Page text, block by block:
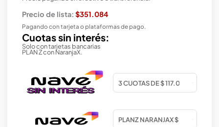
Precio de lista: $351.084
Pagando con tarjeta o plataformas de pago.
Cuotas sin interés:
Solo con tarjetas bancarias
PLAN Z con NaranjaX.